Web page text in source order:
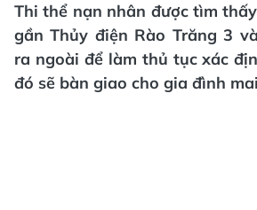
Thi thể nạn nhân được tìm
gần Thủy điện Rào Trăng 3
ra ngoài để làm thủ tục xác
đó sẽ bàn giao cho gia đình